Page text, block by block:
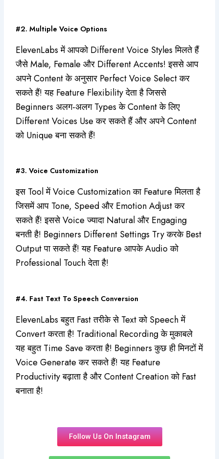
#2. Multiple Voice Options
ElevenLabs में आपको Different Voice Styles मिलते हैं
जैसे Male, Female और Different Accents! इससे आप
अपने Content के अनुसार Perfect Voice Select कर
सकते हैं! यह Feature Flexibility देता है जिससे
Beginners अलग-अलग Types के Content के लिए
Different Voices Use कर सकते हैं और अपने Content
को Unique बना सकते हैं!
#3. Voice Customization
इस Tool में Voice Customization का Feature मिलता है
जिसमें आप Tone, Speed और Emotion Adjust कर
सकते हैं! इससे Voice ज्यादा Natural और Engaging
बनती है! Beginners Different Settings Try करके Best
Output पा सकते हैं! यह Feature आपके Audio को
Professional Touch देता है!
#4. Fast Text To Speech Conversion
ElevenLabs बहुत Fast तरीके से Text को Speech में
Convert करता है! Traditional Recording के मुकाबले
यह बहुत Time Save करता है! Beginners कुछ ही मिनटों में
Voice Generate कर सकते हैं! यह Feature
Productivity बढ़ाता है और Content Creation को Fast
बनाता है!
Follow Us On Instagram